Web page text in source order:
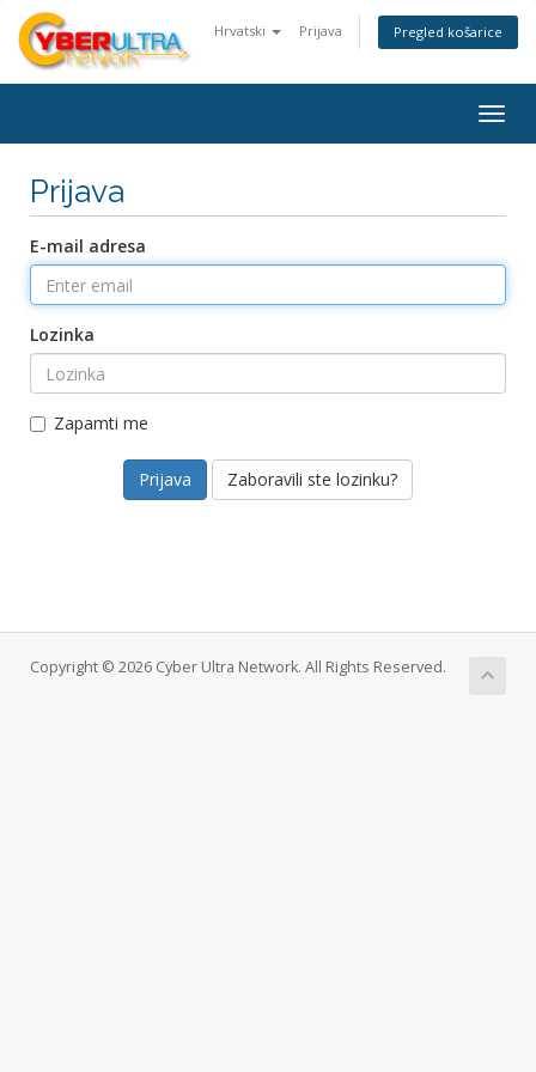
Hrvatski Prijava Pregled košarice
Prijava
E-mail adresa
Lozinka
Zapamti me
Zaboravili ste lozinku?
Copyright © 2026 Cyber Ultra Network. All Rights Reserved.